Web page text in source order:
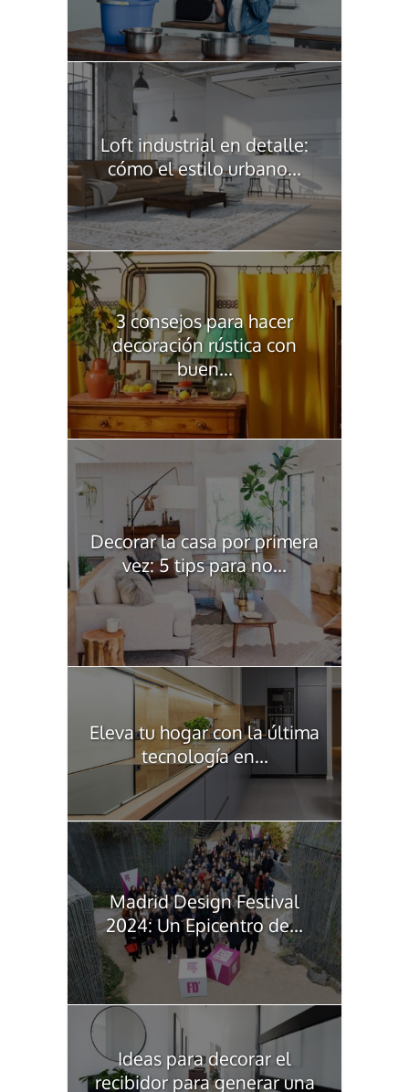
Loft industrial en detalle:
cómo el estilo urbano...
3 consejos para hacer
decoración rústica con
buen...
Decorar la casa por primera
vez: 5 tips para no...
Eleva tu hogar con la última
tecnología en...
Madrid Design Festival
2024: Un Epicentro de...
Ideas para decorar el
recibidor para generar una